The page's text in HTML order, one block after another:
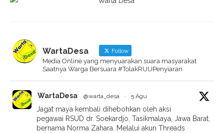
WartaDesa Follow
Media Online yang menyuarakan suara masyarakat
Saatnya Warga Bersuara #TolakRUUPenyiaran
WartaDesa @warta_desa · 5 Agu
Jagat maya kembali dihebohkan oleh aksi
pegawai RSUD dr. Soekardjo, Tasikmalaya, Jawa Barat,
bernama Norma Zahara. Melalui akun Threads